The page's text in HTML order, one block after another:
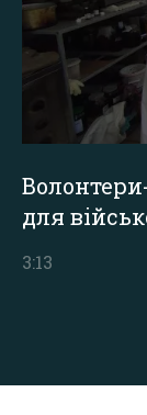
для
3:13